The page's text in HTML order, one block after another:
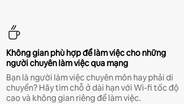
Không gian phù hợp để làm việc cho những
người chuyên làm việc qua mạng
Bạn là người làm việc chuyên môn hay phải di
chuyển? Hãy tìm chỗ ở dài hạn với Wi-fi tốc độ
cao và không gian riêng để làm việc.